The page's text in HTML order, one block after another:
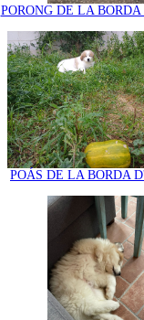
PORONG DE LA
POÁS DE LA BORDA